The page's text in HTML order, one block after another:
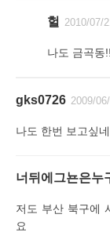
헐 2010/07/
나도 금곡동
gks0726 2009/
나도 한번 보고싶
너뒤에그뇬은누
저도 부산 북구에
요